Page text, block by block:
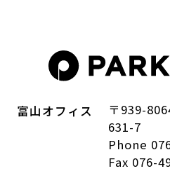
富山オフィス
〒939-
631-7
Phone
Fax 076-